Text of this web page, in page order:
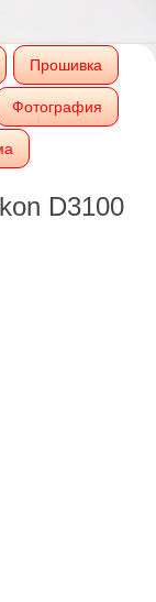
Прошивка
Фотография
D3100